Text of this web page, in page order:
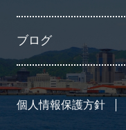
ブログ
個人情報保護方針